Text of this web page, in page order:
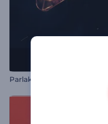
Parlak Alev Parçacıkları İntro